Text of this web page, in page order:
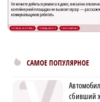
САМОЕ ПОПУЛЯРНОЕ
сбивший